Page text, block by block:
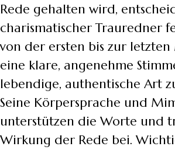
Rede gehalten wird,
charismatischer Trauredner
von der ersten bis zur
eine klare, angenehme
lebendige, authentische Art
Seine Körpersprache und
unterstützen die Worte und
Wirkung der Rede bei.